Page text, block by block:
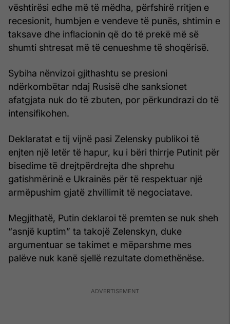
vështirësi edhe më të mëdha, përfshirë rritjen e
recesionit, humbjen e vendeve të punës, shtimin e
taksave dhe inflacionin që do të prekë më së
shumti shtresat më të cenueshme të shoqërisë.
Sybiha nënvizoi gjithashtu se presioni
ndërkombëtar ndaj Rusisë dhe sanksionet
afatgjata nuk do të zbuten, por përkundrazi do të
intensifikohen.
Deklaratat e tij vijnë pasi Zelensky publikoi të
enjten një letër të hapur, ku i bëri thirrje Putinit për
bisedime të drejtpërdrejta dhe shprehu
gatishmërinë e Ukrainës për të respektuar një
armëpushim gjatë zhvillimit të negociatave.
Megjithatë, Putin deklaroi të premten se nuk sheh
“asnjë kuptim” ta takojë Zelenskyn, duke
argumentuar se takimet e mëparshme mes
palëve nuk kanë sjellë rezultate domethënëse.